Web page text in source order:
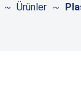
Ürünler